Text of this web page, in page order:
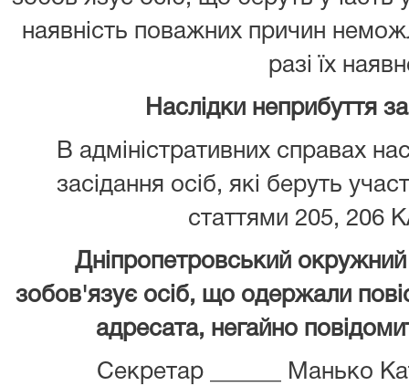
наявність поважних причин
разі їх
Наслідки неприбуття
В адміністративних справах
засідання осіб, які беруть
статтями 205, 206
Дніпропетровський окружний
зобов'язує осіб, що одержали
адресата, негайно
Секретар ______ Манько